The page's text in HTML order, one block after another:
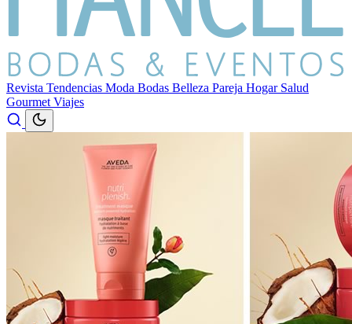
Revista Tendencias Moda Bodas Belleza Pareja Hogar Salud
Gourmet Viajes